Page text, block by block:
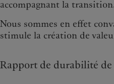
accompagnant la
Nous sommes en effet
stimule la création de
Rapport de durabilité